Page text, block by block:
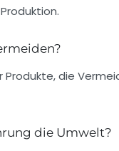
die
die Umwelt?